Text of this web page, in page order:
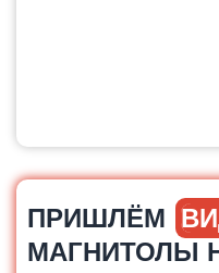
ПРИШЛЁМ
МАГНИТОЛЫ